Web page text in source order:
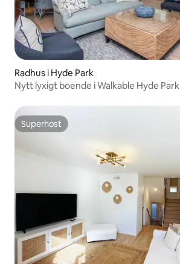
Radhus i Hyde Park
Nytt lyxigt boende i Walkable Hyde Park
Superhost
Superhost